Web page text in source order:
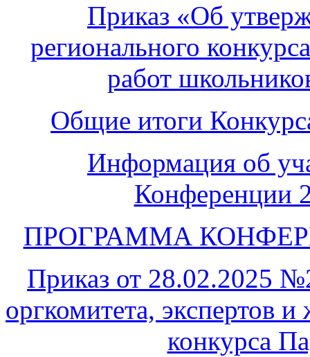
Приказ «Об
регионального
работ
Общие итоги
Информация об
Конференции
ПРОГРАММА
Приказ от 28.02.2025
оргкомитета, экспертов
конкурса